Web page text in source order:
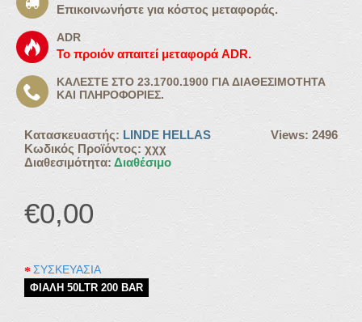
Επικοινωνήστε για κόστος μεταφοράς.
ADR
Το προιόν απαιτεί μεταφορά ADR.
ΚΑΛΈΣΤΕ ΣΤΟ 23.1700.1900 ΓΙΑ ΔΙΑΘΕΣΙΜΌΤΗΤΑ
ΚΑΙ ΠΛΗΡΟΦΟΡΊΕΣ.
Views: 2496
Κατασκευαστής: LINDE HELLAS
Κωδικός Προϊόντος: χχχ
Διαθεσιμότητα: Διαθέσιμο
€0,00
ΣΥΣΚΕΥΑΣΙΑ
ΦΙΑΛΗ 50LTR 200 BAR